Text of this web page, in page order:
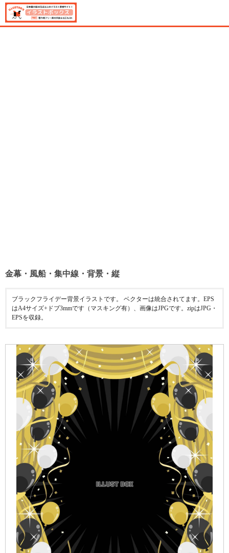
金幕・風船・集中線・背景・縦
ブラックフライデー背景イラストです。 ベクターは統合されてます。EPS
はA4サイズ+ドブ3mmです（マスキング有）、画像はJPGです。zipはJPG・
EPSを収録。